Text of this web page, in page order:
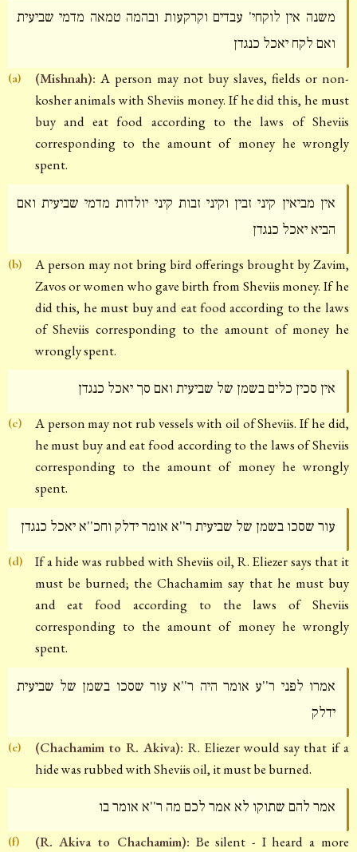
משנה אין לוקחי' עבדים וקרקעות ובהמה טמאה מדמי שביעית
ואם לקח יאכל כנגדן
(a) (Mishnah): A person may not buy slaves, fields or non-
kosher animals with Sheviis money. If he did this, he must
buy and eat food according to the laws of Sheviis
corresponding to the amount of money he wrongly
spent.
אין מביאין קיני זבין וקיני זבות קיני יולדות מדמי שביעית ואם
הביא יאכל כנגדן
(b)
A person may not bring bird offerings brought by Zavim,
Zavos or women who gave birth from Sheviis money. If he
did this, he must buy and eat food according to the laws
of Sheviis corresponding to the amount of money he
wrongly spent.
אין סכין כלים בשמן של שביעית ואם סך יאכל כנגדן
(c)
A person may not rub vessels with oil of Sheviis. If he did,
he must buy and eat food according to the laws of Sheviis
corresponding to the amount of money he wrongly
spent.
עור שסכו בשמן של שביעית ר''א אומר ידלק וחכ''א יאכל כנגדן
(d)
If a hide was rubbed with Sheviis oil, R. Eliezer says that it
must be burned; the Chachamim say that he must buy
and eat food according to the laws of Sheviis
corresponding to the amount of money he wrongly
spent.
אמרו לפני ר''ע אומר היה ר''א עור שסכו בשמן של שביעית
ידלק
(e) (Chachamim to R. Akiva): R. Eliezer would say that if a
hide was rubbed with Sheviis oil, it must be burned.
אמר להם שתוקו לא אמר לכם מה ר''א אומר בו
(f) (R. Akiva to Chachamim): Be silent - I heard a more